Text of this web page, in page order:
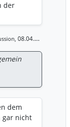
der
08.04.2026 12:15 Uhr
dem
gar nicht